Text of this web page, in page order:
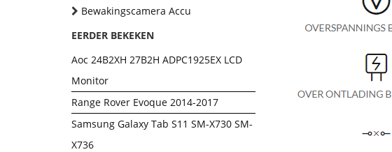
Bewakingscamera Accu
EERDER BEKEKEN
Aoc 24B2XH 27B2H ADPC1925EX LCD
Monitor
Range Rover Evoque 2014-2017
Samsung Galaxy Tab S11 SM-X730 SM-
X736